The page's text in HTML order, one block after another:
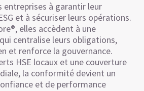
entreprises à garantir leur
et à sécuriser leurs opérations.
elles accèdent à une
centralise leurs obligations,
et renforce la gouvernance.
HSE locaux et une couverture
la conformité devient un
et de performance